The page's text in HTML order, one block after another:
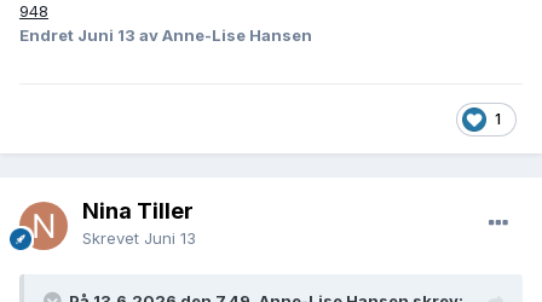
948
Endret Juni 13 av Anne-Lise Hansen
1
Nina Tiller
Skrevet Juni 13